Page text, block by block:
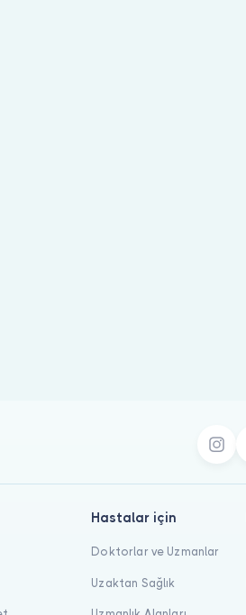
Hastalar için
Doktorlar ve Uzmanlar
Uzaktan Sağlık